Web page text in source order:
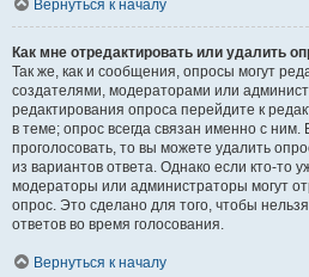
Вернуться к началу
Как мне отредактировать или удалить
Так же, как и сообщения, опросы могут
создателями, модераторами или
редактирования опроса перейдите к
в теме; опрос всегда связан именно с ним.
проголосовать, то вы можете удалить
из вариантов ответа. Однако если кто-то
модераторы или администраторы могут
опрос. Это сделано для того, чтобы
ответов во время голосования.
Вернуться к началу